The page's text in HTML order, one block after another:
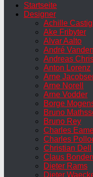
Startseite
Designer
Achille
Ake Fribyter
Alvar Aalto
André
Andreas
Anton Lorenz
Arne
Arne Norell
Arne Vodder
Borge
Bruno
Bruno Rey
Charles
Charles
Christian Dell
Claus
Dieter Rams
Dieter